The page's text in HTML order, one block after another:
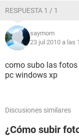
RESPUESTA 1 / 1
saymom
23 jul 2010 a las
como subo las
pc windows xp
Discusiones similares
¿Cómo subir